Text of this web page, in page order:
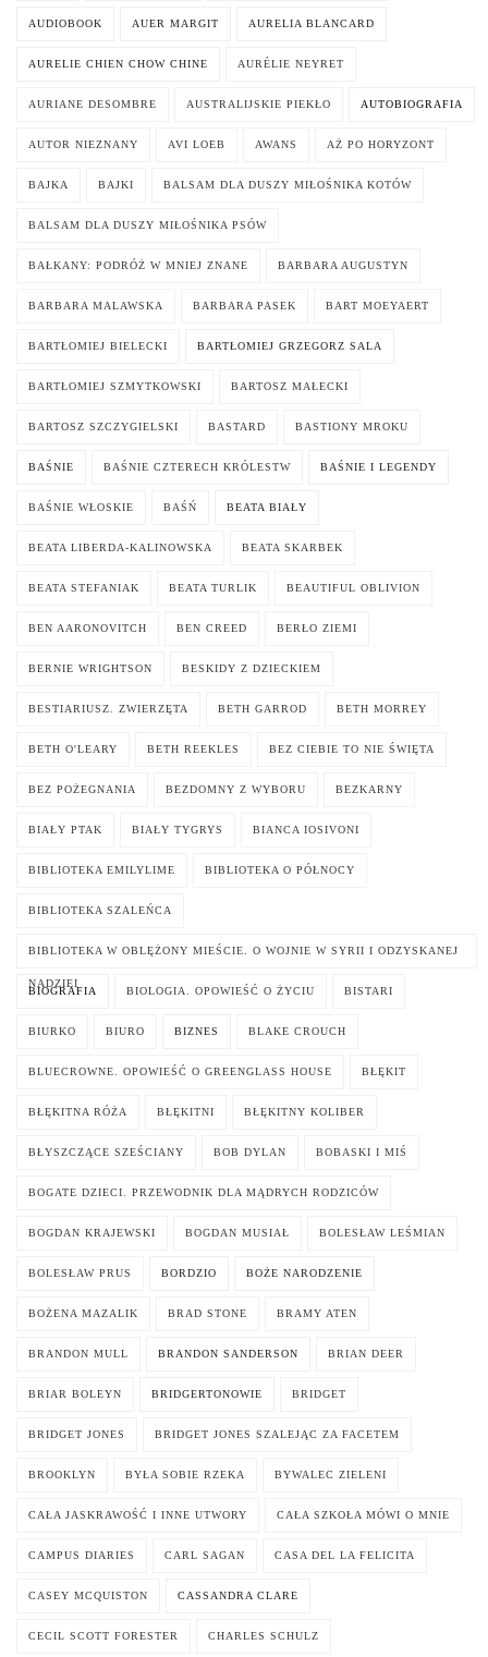
AUDIOBOOK AUER MARGIT AURELIA BLANCARD
AURELIE CHIEN CHOW CHINE AURÉLIE NEYRET
AURIANE DESOMBRE AUSTRALIJSKIE PIEKŁO AUTOBIOGRAFIA
AUTOR NIEZNANY AVI LOEB AWANS AŻ PO HORYZONT
BAJKA BAJKI BALSAM DLA DUSZY MIŁOŚNIKA KOTÓW
BALSAM DLA DUSZY MIŁOŚNIKA PSÓW
BAŁKANY: PODRÓŻ W MNIEJ ZNANE BARBARA AUGUSTYN
BARBARA MALAWSKA BARBARA PASEK BART MOEYAERT
BARTŁOMIEJ BIELECKI BARTŁOMIEJ GRZEGORZ SALA
BARTŁOMIEJ SZMYTKOWSKI BARTOSZ MAŁECKI
BARTOSZ SZCZYGIELSKI BASTARD BASTIONY MROKU
BAŚNIE BAŚNIE CZTERECH KRÓLESTW BAŚNIE I LEGENDY
BAŚNIE WŁOSKIE BAŚŃ BEATA BIAŁY
BEATA LIBERDA-KALINOWSKA BEATA SKARBEK
BEATA STEFANIAK BEATA TURLIK BEAUTIFUL OBLIVION
BEN AARONOVITCH BEN CREED BERŁO ZIEMI
BERNIE WRIGHTSON BESKIDY Z DZIECKIEM
BESTIARIUSZ. ZWIERZĘTA BETH GARROD BETH MORREY
BETH O'LEARY BETH REEKLES BEZ CIEBIE TO NIE ŚWIĘTA
BEZ POŻEGNANIA BEZDOMNY Z WYBORU BEZKARNY
BIAŁY PTAK BIAŁY TYGRYS BIANCA IOSIVONI
BIBLIOTEKA EMILYLIME BIBLIOTEKA O PÓŁNOCY
BIBLIOTEKA SZALEŃCA
BIBLIOTEKA W OBLĘŻONY MIEŚCIE. O WOJNIE W SYRII I ODZYSKANEJ
NADZIEI
BIOGRAFIA BIOLOGIA. OPOWIEŚĆ O ŻYCIU BISTARI
BIURKO BIURO BIZNES BLAKE CROUCH
BLUECROWNE. OPOWIEŚĆ O GREENGLASS HOUSE BŁĘKIT
BŁĘKITNA RÓŻA BŁĘKITNI BŁĘKITNY KOLIBER
BŁYSZCZĄCE SZEŚCIANY BOB DYLAN BOBASKI I MIŚ
BOGATE DZIECI. PRZEWODNIK DLA MĄDRYCH RODZICÓW
BOGDAN KRAJEWSKI BOGDAN MUSIAŁ BOLESŁAW LEŚMIAN
BOLESŁAW PRUS BORDZIO BOŻE NARODZENIE
BOŻENA MAZALIK BRAD STONE BRAMY ATEN
BRANDON MULL BRANDON SANDERSON BRIAN DEER
BRIAR BOLEYN BRIDGERTONOWIE BRIDGET
BRIDGET JONES BRIDGET JONES SZALEJĄC ZA FACETEM
BROOKLYN BYŁA SOBIE RZEKA BYWALEC ZIELENI
CAŁA JASKRAWOŚĆ I INNE UTWORY CAŁA SZKOŁA MÓWI O MNIE
CAMPUS DIARIES CARL SAGAN CASA DEL LA FELICITA
CASEY MCQUISTON CASSANDRA CLARE
CECIL SCOTT FORESTER CHARLES SCHULZ